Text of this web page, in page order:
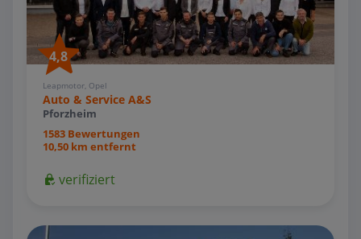
4,8
Leapmotor, Opel
Auto & Service A&S
Pforzheim
1583 Bewertungen
10,50 km entfernt
verifiziert